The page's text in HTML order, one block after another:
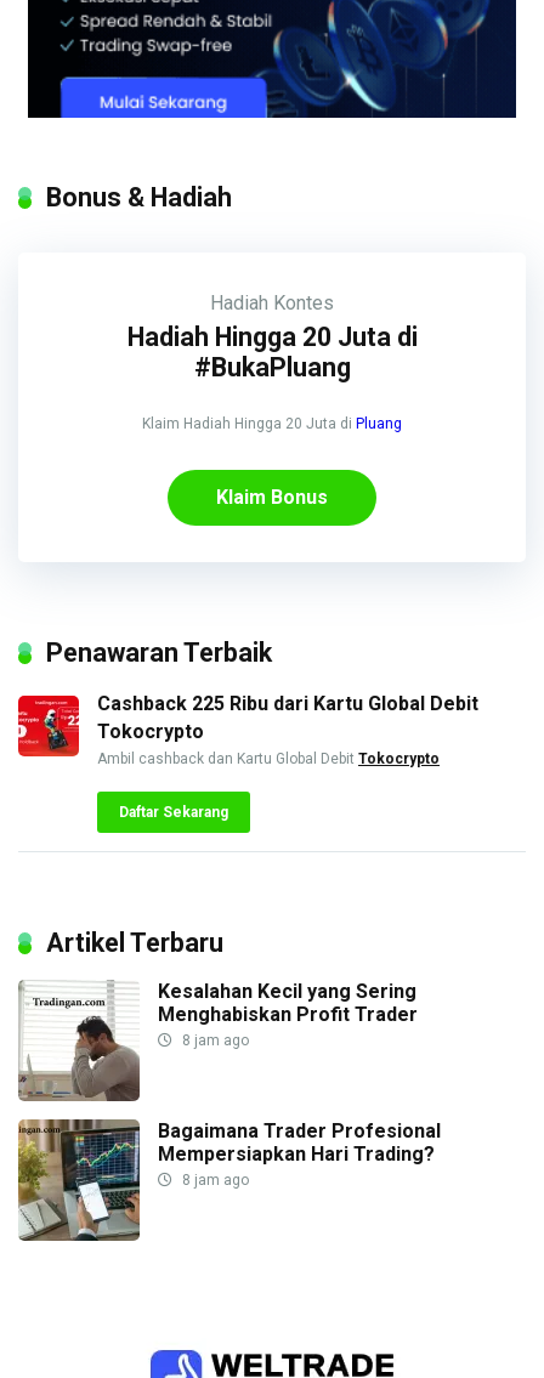
Bonus & Hadiah
Hadiah Kontes
Hadiah Hingga 20 Juta di
#BukaPluang
Klaim Hadiah Hingga 20 Juta di Pluang
Klaim Bonus
Penawaran Terbaik
Cashback 225 Ribu dari Kartu Global Debit
Tokocrypto
Ambil cashback dan Kartu Global Debit Tokocrypto
Daftar Sekarang
Artikel Terbaru
Kesalahan Kecil yang Sering
Menghabiskan Profit Trader
8 jam ago
Bagaimana Trader Profesional
Mempersiapkan Hari Trading?
8 jam ago